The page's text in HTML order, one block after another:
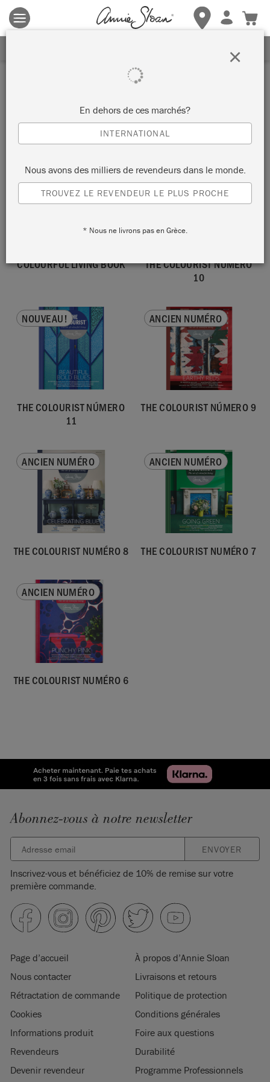
Les conditions générales s'appliquent. Cliquez ici
détails.
Livres
TRIER PAR
NOUVEAU!
COLOURFUL LIVING BOOK
ANCIEN NUMÉRO
THE COLOURIST NÚMERO
10
NOUVEAU!
THE COLOURIST NÚMERO
11
ANCIEN NUMÉRO
THE COLOURIST NÚMERO 9
ANCIEN NUMÉRO
THE COLOURIST NUMÉRO 8
ANCIEN NUMÉRO
THE COLOURIST NUMÉRO 7
ANCIEN NUMÉRO
THE COLOURIST NUMÉRO 6
Abonnez-vous à notre newsletter
ENVOYER
Inscrivez-vous et bénéficiez de 10% de remise sur votre
première commande.
Page d’accueil
À propos d’Annie Sloan
Nous contacter
Livraisons et retours
Rétractation de commande
Politique de protection
Cookies
Conditions générales
Informations produit
Foire aux questions
Revendeurs
Durabilité
Devenir revendeur
Programme Professionnels
En dehors de ces marchés?
INTERNATIONAL
Nous avons des milliers de revendeurs dans le monde.
TROUVEZ LE REVENDEUR LE PLUS PROCHE
* Nous ne livrons pas en Grèce.
×